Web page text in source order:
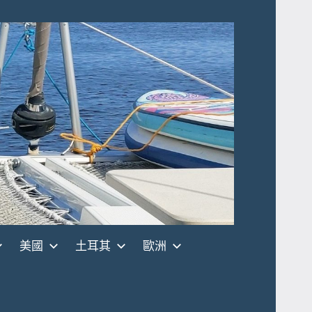
美國 土耳其 歐洲